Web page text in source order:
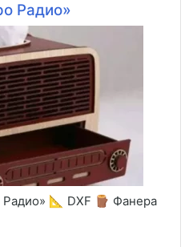
Радио»
📐 DXF 🪵 Фанера